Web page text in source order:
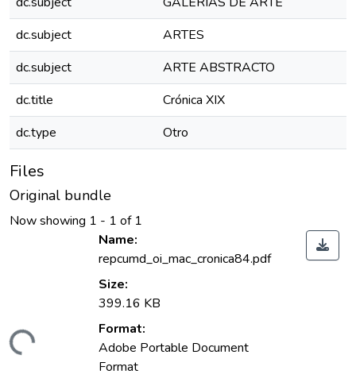
dc.subject
ARTES
dc.subject
ARTE ABSTRACTO
dc.title
Crónica XIX
dc.type
Otro
Files
Original bundle
Now showing 1 - 1 of 1
Name:
repcumd_oi_mac_cronica84.pdf
Size:
399.16 KB
Format:
Adobe Portable Document
Format